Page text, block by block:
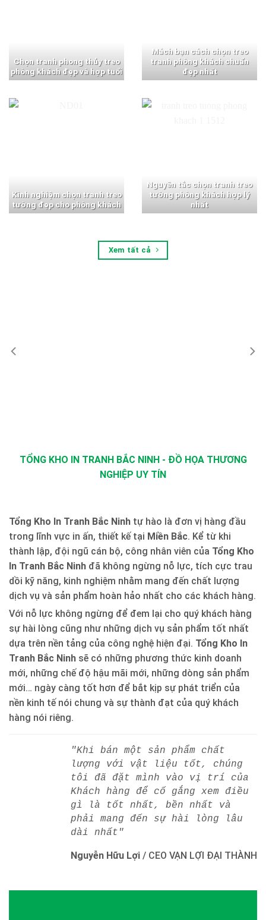
Chọn tranh phong thủy treo
phòng khách đẹp và hợp tuổi
Mách bạn cách chọn treo
tranh phòng khách chuẩn
đẹp nhất
Kinh nghiệm chọn tranh treo
tường đẹp cho phòng khách
Nguyên tắc chọn tranh treo
tường phòng khách hợp lý
nhất
Xem tất cả
TỔNG KHO IN TRANH BẮC NINH - ĐỒ HỌA THƯƠNG
NGHIỆP UY TÍN
Tổng Kho In Tranh Bắc Ninh tự hào là đơn vị hàng đầu
trong lĩnh vực in ấn, thiết kế tại Miền Bắc. Kể từ khi
thành lập, đội ngũ cán bộ, công nhân viên của Tổng Kho
In Tranh Bắc Ninh đã không ngừng nỗ lực, tích cực trau
dồi kỹ năng, kinh nghiệm nhằm mang đến chất lượng
dịch vụ và sản phẩm hoàn hảo nhất cho các khách hàng.
Với nỗ lực không ngừng để đem lại cho quý khách hàng
sự hài lòng cũng như những dịch vụ sản phẩm tốt nhất
dựa trên nền tảng của công nghệ hiện đại. Tổng Kho In
Tranh Bắc Ninh sẽ có những phương thức kinh doanh
mới, những chế độ hậu mãi mới, những dòng sản phẩm
mới… ngày càng tốt hơn để bắt kịp sự phát triển của
nền kinh tế nói chung và sự thành đạt của quý khách
hàng nói riêng.
"Khi bán một sản phẩm chất
lượng với vật liệu tốt, chúng
tôi đã đặt mình vào vị trí của
Khách hàng để cố gắng xem điều
gì là tốt nhất, bền nhất và
phải mang đến sự hài lòng lâu
dài nhất"
Nguyễn Hữu Lợi / CEO VẠN LỢI ĐẠI THÀNH